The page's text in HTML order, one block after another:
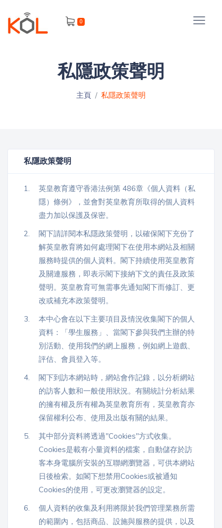
0
進
階
題
精準
的
程
私隱政策聲明
主頁 私隱政策聲明
私隱政策聲明
1.
英皇教育遵守香港法例第 486章《個人資料（私
隱）條例》，並會對英皇教育所取得的個人資料
盡力加以保護及保密。
2.
閣下請詳閱本私隱政策聲明，以確保閣下充份了
解英皇教育將如何處理閣下在使用本網站及相關
服務時提供的個人資料。閣下持續使用英皇教育
及關連服務，即表示閣下接納下文的責任及政策
聲明。英皇教育可無需事先通知閣下而修訂、更
改或補充本政策聲明。
3.
本中心會在以下主要項目及情況收集閣下的個人
資料：「學生服務」、當閣下參與我們主辦的特
別活動、使用我們的網上服務，例如網上遊戲、
評估、會員登入等。
4.
閣下到訪本網站時，網站會作記錄，以分析網站
的訪客人數和一般使用狀況。有關統計分析結果
的擁有權及所有權為英皇教育所有，英皇教育亦
保留權利公布、使用及出版有關的結果。
5.
其中部分資料將透過"Cookies"方式收集。
Cookies是載有小量資料的檔案，自動儲存於訪
客本身電腦所安裝的互聯網瀏覽器，可供本網站
日後檢索。如閣下想禁用Cookies或被通知
Cookies的使用，可更改瀏覽器的設定。
6.
個人資料的收集及利用將限於我們管理業務所需
的範圍內，包括商品、設施與服務的提供，以及